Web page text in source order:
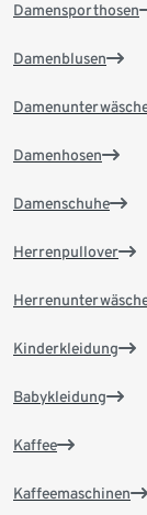
Damensporthosen
Damenblusen
Damenhosen
Damenschuhe
Herrenpullover
Kinderkleidung
Babykleidung
Kaffee
Kaffeemaschinen